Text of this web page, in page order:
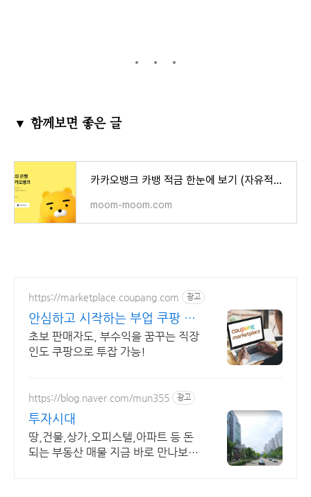
▼ 함께보면 좋은 글
카카오뱅크 카뱅 적금 한눈에 보기 (자유적금 & 26주적금)
moom-moom.com
https://marketplace.coupang.com 광고
안심하고 시작하는 부업 쿠팡 공
식 입점사이트
초보 판매자도, 부수익을 꿈꾸는 직장
인도 쿠팡으로 투잡 가능!
https://blog.naver.com/mun355 광고
투자시대
땅,건물,상가,오피스텔,아파트 등 돈
되는 부동산 매물 지금 바로 만나보세